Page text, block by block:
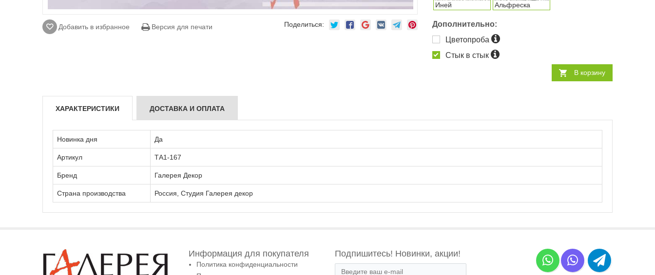
Добавить в избранное Версия для печати Поделиться:
Иней Альфреска
Дополнительно:
Цветопроба
Стык в стык
В корзину
ХАРАКТЕРИСТИКИ ДОСТАВКА И ОПЛАТА
Новинка дня Да
Артикул ТА1-167
Бренд Галерея Декор
Страна производства Россия, Студия Галерея декор
Информация для покупателя
Политика конфиденциальности
Подпишитесь! Новинки, акции!